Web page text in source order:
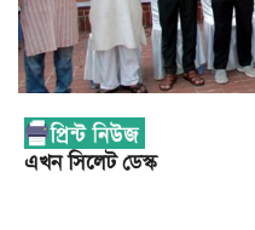
এখন সিলেট ডেস্ক